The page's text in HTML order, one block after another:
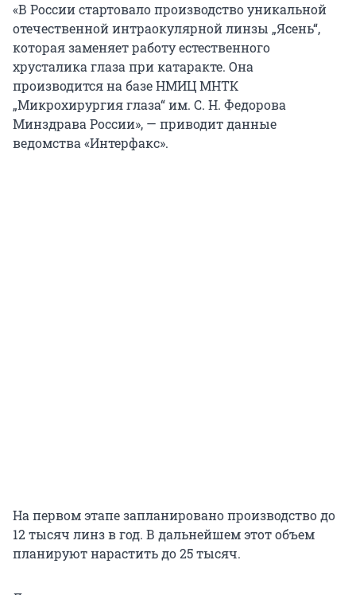
«В России стартовало производство уникальной
отечественной интраокулярной линзы „Ясень“,
которая заменяет работу естественного
хрусталика глаза при катаракте. Она
производится на базе НМИЦ МНТК
„Микрохирургия глаза“ им. С. Н. Федорова
Минздрава России», — приводит данные
ведомства «Интерфакс».
На первом этапе запланировано производство до
12 тысяч линз в год. В дальнейшем этот объем
планируют нарастить до 25 тысяч.